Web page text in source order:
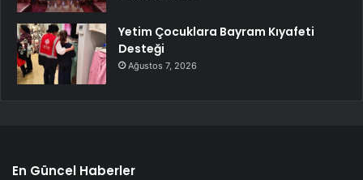
Yetim Çocuklara Bayram Kıyafeti
Desteği
Ağustos 7, 2026
En Güncel Haberler